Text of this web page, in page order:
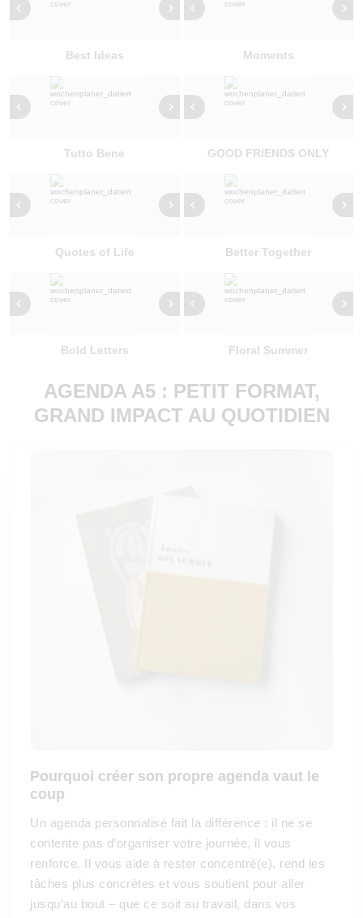
Best Ideas Moments
Tutto Bene GOOD FRIENDS ONLY
Quotes of Life Better Together
Bold Letters Floral Summer
AGENDA A5 : PETIT FORMAT,
GRAND IMPACT AU QUOTIDIEN
Pourquoi créer son propre agenda vaut le
coup
Un agenda personnalisé fait la différence : il ne se
contente pas d’organiser votre journée, il vous
renforce. Il vous aide à rester concentré(e), rend les
tâches plus concrètes et vous soutient pour aller
jusqu’au bout – que ce soit au travail, dans vos